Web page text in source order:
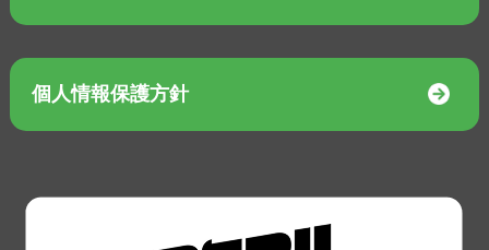
個人情報保護方針